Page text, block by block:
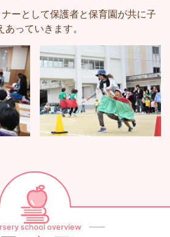
ナーとして保護者と保育園が共に子
っていきます。
school overview